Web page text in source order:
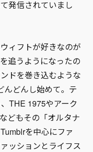
発信されていまし
ィフトが好きなのが
追うようになったの
ドを巻き込むような
んどんし始めて。テ
THE 1975やアーク
どもその「オルタナ
を中心にファ
ッションとライフス